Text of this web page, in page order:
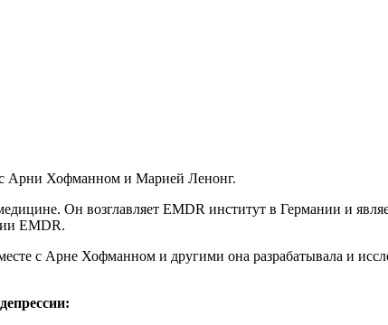
с Арни Хофманном и Марией Ленонг.
Он возглавляет EMDR институт в Германии и
EMDR.
с Арне Хофманном и другими она разрабатывала и